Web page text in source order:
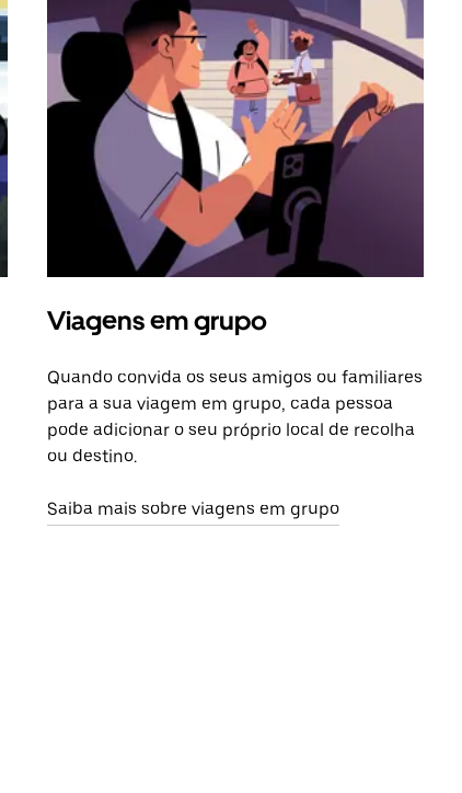
Viagens em grupo
Quando convida os seus amigos ou familiares
para a sua viagem em grupo, cada pessoa
pode adicionar o seu próprio local de recolha
ou destino.
Saiba mais sobre viagens em grupo